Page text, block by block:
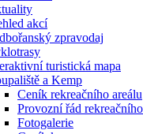
akcí
zpravodaj
turistická mapa
a Kemp
Ceník rekreačního areálu
Provozní řád
Fotogalerie